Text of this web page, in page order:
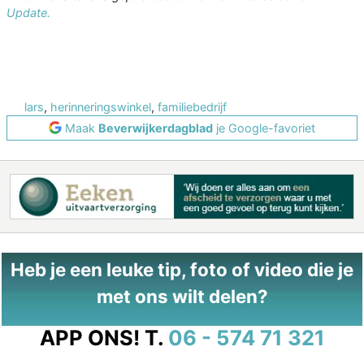
Update.
lars, herinneringswinkel, familiebedrijf
Maak Beverwijkerdagblad je Google-favoriet
Heb je een leuke tip, foto of video die je
met ons wilt delen?
APP ONS! T. 06 - 574 71 321